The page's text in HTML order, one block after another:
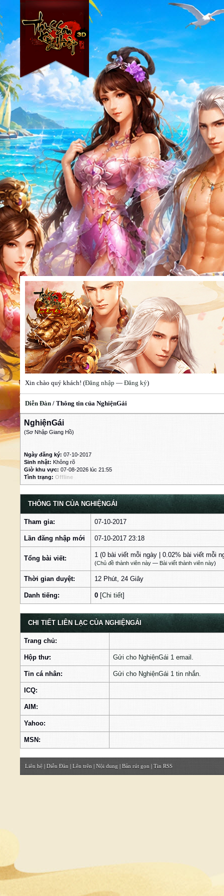
Xin chào quý khách! (Đăng nhập — Đăng ký)
Diễn Đàn / Thông tin của NghiệnGái
NghiệnGái
(Sơ Nhập Giang Hồ)
Ngày đăng ký: 07-10-2017
Sinh nhật: Không rõ
Giờ khu vực: 07-08-2026 lúc 21:55
Tình trạng: Offline
THÔNG TIN CỦA NGHIỆNGÁI
Tham gia: 07-10-2017
Lần đăng nhập mới 07-10-2017 23:18
Tổng bài viết: 1 (0 bài viết mỗi ngày | 0.02% bài viết mỗi
(Chủ đề thành viên này — Bài viết thành viên này)
Thời gian duyệt: 12 Phút, 24 Giây
Danh tiếng: 0 [Chi tiết]
CHI TIẾT LIÊN LẠC CỦA NGHIỆNGÁI
Trang chủ:
Hộp thư: Gửi cho NghiệnGái 1 email.
Tin cá nhân: Gửi cho NghiệnGái 1 tin nhắn.
ICQ:
AIM:
Yahoo:
MSN:
Liên hệ | Diễn Đàn | Lên trên | Nội dung | Bản rút gọn | Tin RSS